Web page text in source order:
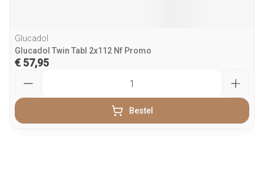
Glucadol
Glucadol Twin Tabl 2x112 Nf Promo
€ 57,95
Bestel